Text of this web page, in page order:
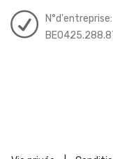
N°d'entreprise: